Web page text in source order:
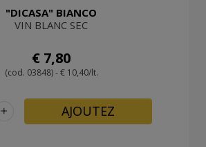
"DICASA" BIANCO
VIN BLANC SEC
€ 7,80
(cod. 03848) - € 10,40/lt.
+ AJOUTEZ